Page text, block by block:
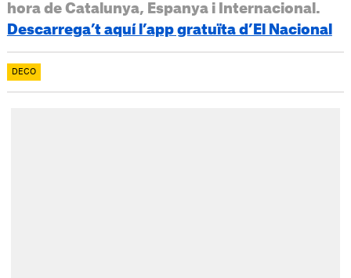
hora de Catalunya, Espanya i Internacional.
Descarrega’t aquí l’app gratuïta d’El Nacional
DECO